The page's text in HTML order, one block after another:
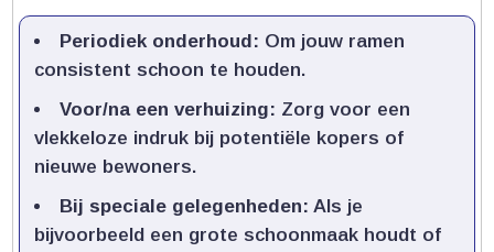
Periodiek onderhoud: Om jouw ramen
consistent schoon te houden.​
Voor/na een verhuizing: Zorg voor een
vlekkeloze indruk bij potentiële kopers of
nieuwe bewoners.​
Bij speciale gelegenheden: Als je
bijvoorbeeld een grote schoonmaak houdt of